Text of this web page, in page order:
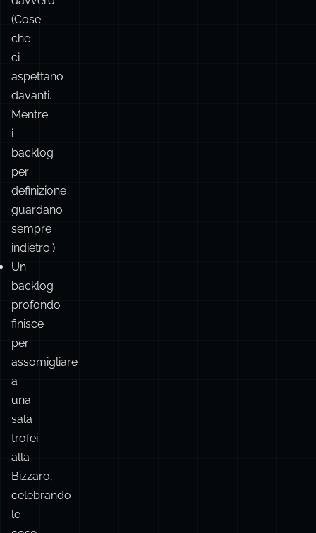
aspettano
davanti.
Mentre
i
backlog
per
definizione
guardano
sempre
indietro.)
Un
backlog
profondo
finisce
per
assomigliare
a
una
sala
trofei
alla
Bizzaro,
celebrando
le
cose
che
non
consegnerai